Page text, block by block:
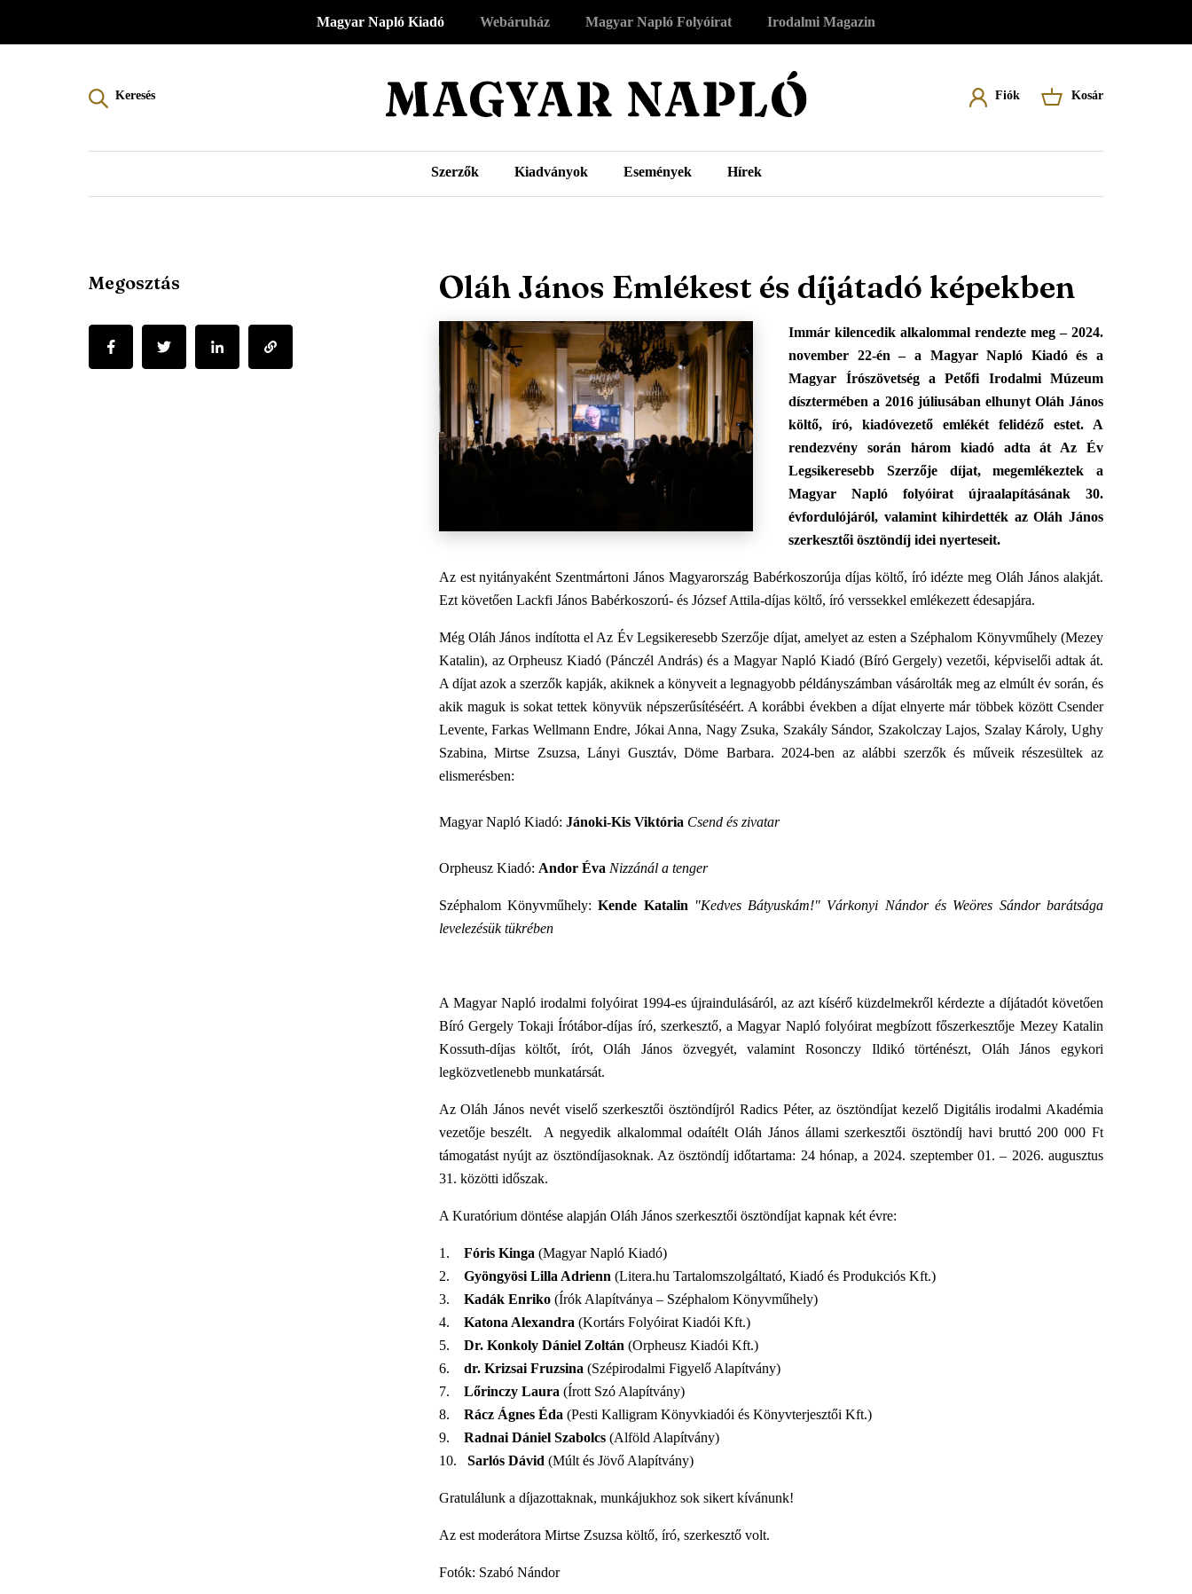
Keresés
Felhasználói
Fiók Kosár
Magyar
Napló
Magyar Napló Kiadó
Szerzők Kiadványok Események Hírek
Webáruház Magyar Napló Folyóirat Irodalmi Magazin
Megosztás Oláh János Emlékest és díjátadó képekben
Immár kilencedik alkalommal rendezte meg – 2024.
november 22-én – a Magyar Napló Kiadó és a
Magyar Írószövetség a Petőfi Irodalmi Múzeum
dísztermében a 2016 júliusában elhunyt Oláh János
költő, író, kiadóvezető emlékét felidéző estet. A
rendezvény során három kiadó adta át Az Év
Legsikeresebb Szerzője díjat, megemlékeztek a
Magyar Napló folyóirat újraalapításának 30.
évfordulójáról, valamint kihirdették az Oláh János
szerkesztői ösztöndíj idei nyerteseit.
Az est nyitányaként Szentmártoni János Magyarország Babérkoszorúja díjas költő, író idézte meg Oláh János alakját.
Ezt követően Lackfi János Babérkoszorú- és József Attila-díjas költő, író verssekkel emlékezett édesapjára.
Még Oláh János indította el Az Év Legsikeresebb Szerzője díjat, amelyet az esten a Széphalom Könyvműhely (Mezey
Katalin), az Orpheusz Kiadó (Pánczél András) és a Magyar Napló Kiadó (Bíró Gergely) vezetői, képviselői adtak át.
A díjat azok a szerzők kapják, akiknek a könyveit a legnagyobb példányszámban vásárolták meg az elmúlt év során, és
akik maguk is sokat tettek könyvük népszerűsítéséért. A korábbi években a díjat elnyerte már többek között Csender
Levente, Farkas Wellmann Endre, Jókai Anna, Nagy Zsuka, Szakály Sándor, Szakolczay Lajos, Szalay Károly, Ughy
Szabina, Mirtse Zsuzsa, Lányi Gusztáv, Döme Barbara. 2024-ben az alábbi szerzők és műveik részesültek az
elismerésben:
Magyar Napló Kiadó: Jánoki-Kis Viktória Csend és zivatar
Orpheusz Kiadó: Andor Éva Nizzánál a tenger
Széphalom Könyvműhely:Kende Katalin "Kedves Bátyuskám!" Várkonyi Nándor és Weöres Sándor barátsága
levelezésük tükrében
A Magyar Napló irodalmi folyóirat 1994-es újraindulásáról, az azt kísérő küzdelmekről kérdezte a díjátadót követően
Bíró Gergely Tokaji Írótábor-díjas író, szerkesztő, a Magyar Napló folyóirat megbízott főszerkesztője Mezey Katalin
Kossuth-díjas költőt, írót, Oláh János özvegyét, valamint Rosonczy Ildikó történészt, Oláh János egykori
legközvetlenebb munkatársát.
Az Oláh János nevét viselő szerkesztői ösztöndíjról Radics Péter, az ösztöndíjat kezelő Digitális irodalmi Akadémia
vezetője beszélt. A negyedik alkalommal odaítélt Oláh János állami szerkesztői ösztöndíj havi bruttó 200 000 Ft
támogatást nyújt az ösztöndíjasoknak. Az ösztöndíj időtartama: 24 hónap, a 2024. szeptember 01. – 2026. augusztus
31. közötti időszak.
A Kuratórium döntése alapján Oláh János szerkesztői ösztöndíjat kapnak két évre:
1. Fóris Kinga (Magyar Napló Kiadó)
2. Gyöngyösi Lilla Adrienn (Litera.hu Tartalomszolgáltató, Kiadó és Produkciós Kft.)
3. Kadák Enriko (Írók Alapítványa – Széphalom Könyvműhely)
4. Katona Alexandra (Kortárs Folyóirat Kiadói Kft.)
5. Dr. Konkoly Dániel Zoltán (Orpheusz Kiadói Kft.)
6. dr. Krizsai Fruzsina (Szépirodalmi Figyelő Alapítvány)
7. Lőrinczy Laura (Írott Szó Alapítvány)
8. Rácz Ágnes Éda (Pesti Kalligram Könyvkiadói és Könyvterjesztői Kft.)
9. Radnai Dániel Szabolcs (Alföld Alapítvány)
10. Sarlós Dávid (Múlt és Jövő Alapítvány)
Gratulálunk a díjazottaknak, munkájukhoz sok sikert kívánunk!
Az est moderátora Mirtse Zsuzsa költő, író, szerkesztő volt.
Fotók: Szabó Nándor